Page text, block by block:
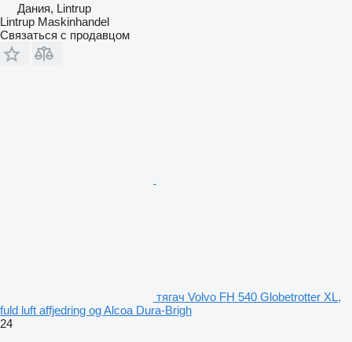
Дания, Lintrup
Lintrup Maskinhandel
Связаться с продавцом
тягач Volvo FH 540 Globetrotter XL,
fuld luft affjedring og Alcoa Dura-Brigh
24